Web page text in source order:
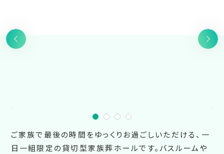
ご家族で最後の時間をゆっくりお過ごしいただける、一
日一組限定の貸切型家族葬ホールです。バスルームや